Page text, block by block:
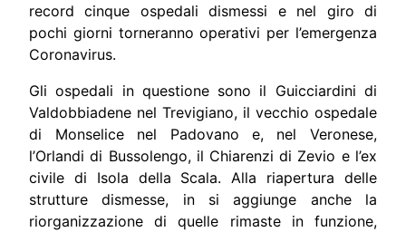
record cinque ospedali dismessi e nel giro di
pochi giorni torneranno operativi per l’emergenza
Coronavirus.
Gli ospedali in questione sono il Guicciardini di
Valdobbiadene nel Trevigiano, il vecchio ospedale
di Monselice nel Padovano e, nel Veronese,
l’Orlandi di Bussolengo, il Chiarenzi di Zevio e l’ex
civile di Isola della Scala. Alla riapertura delle
strutture dismesse, in si aggiunge anche la
riorganizzazione di quelle rimaste in funzione,